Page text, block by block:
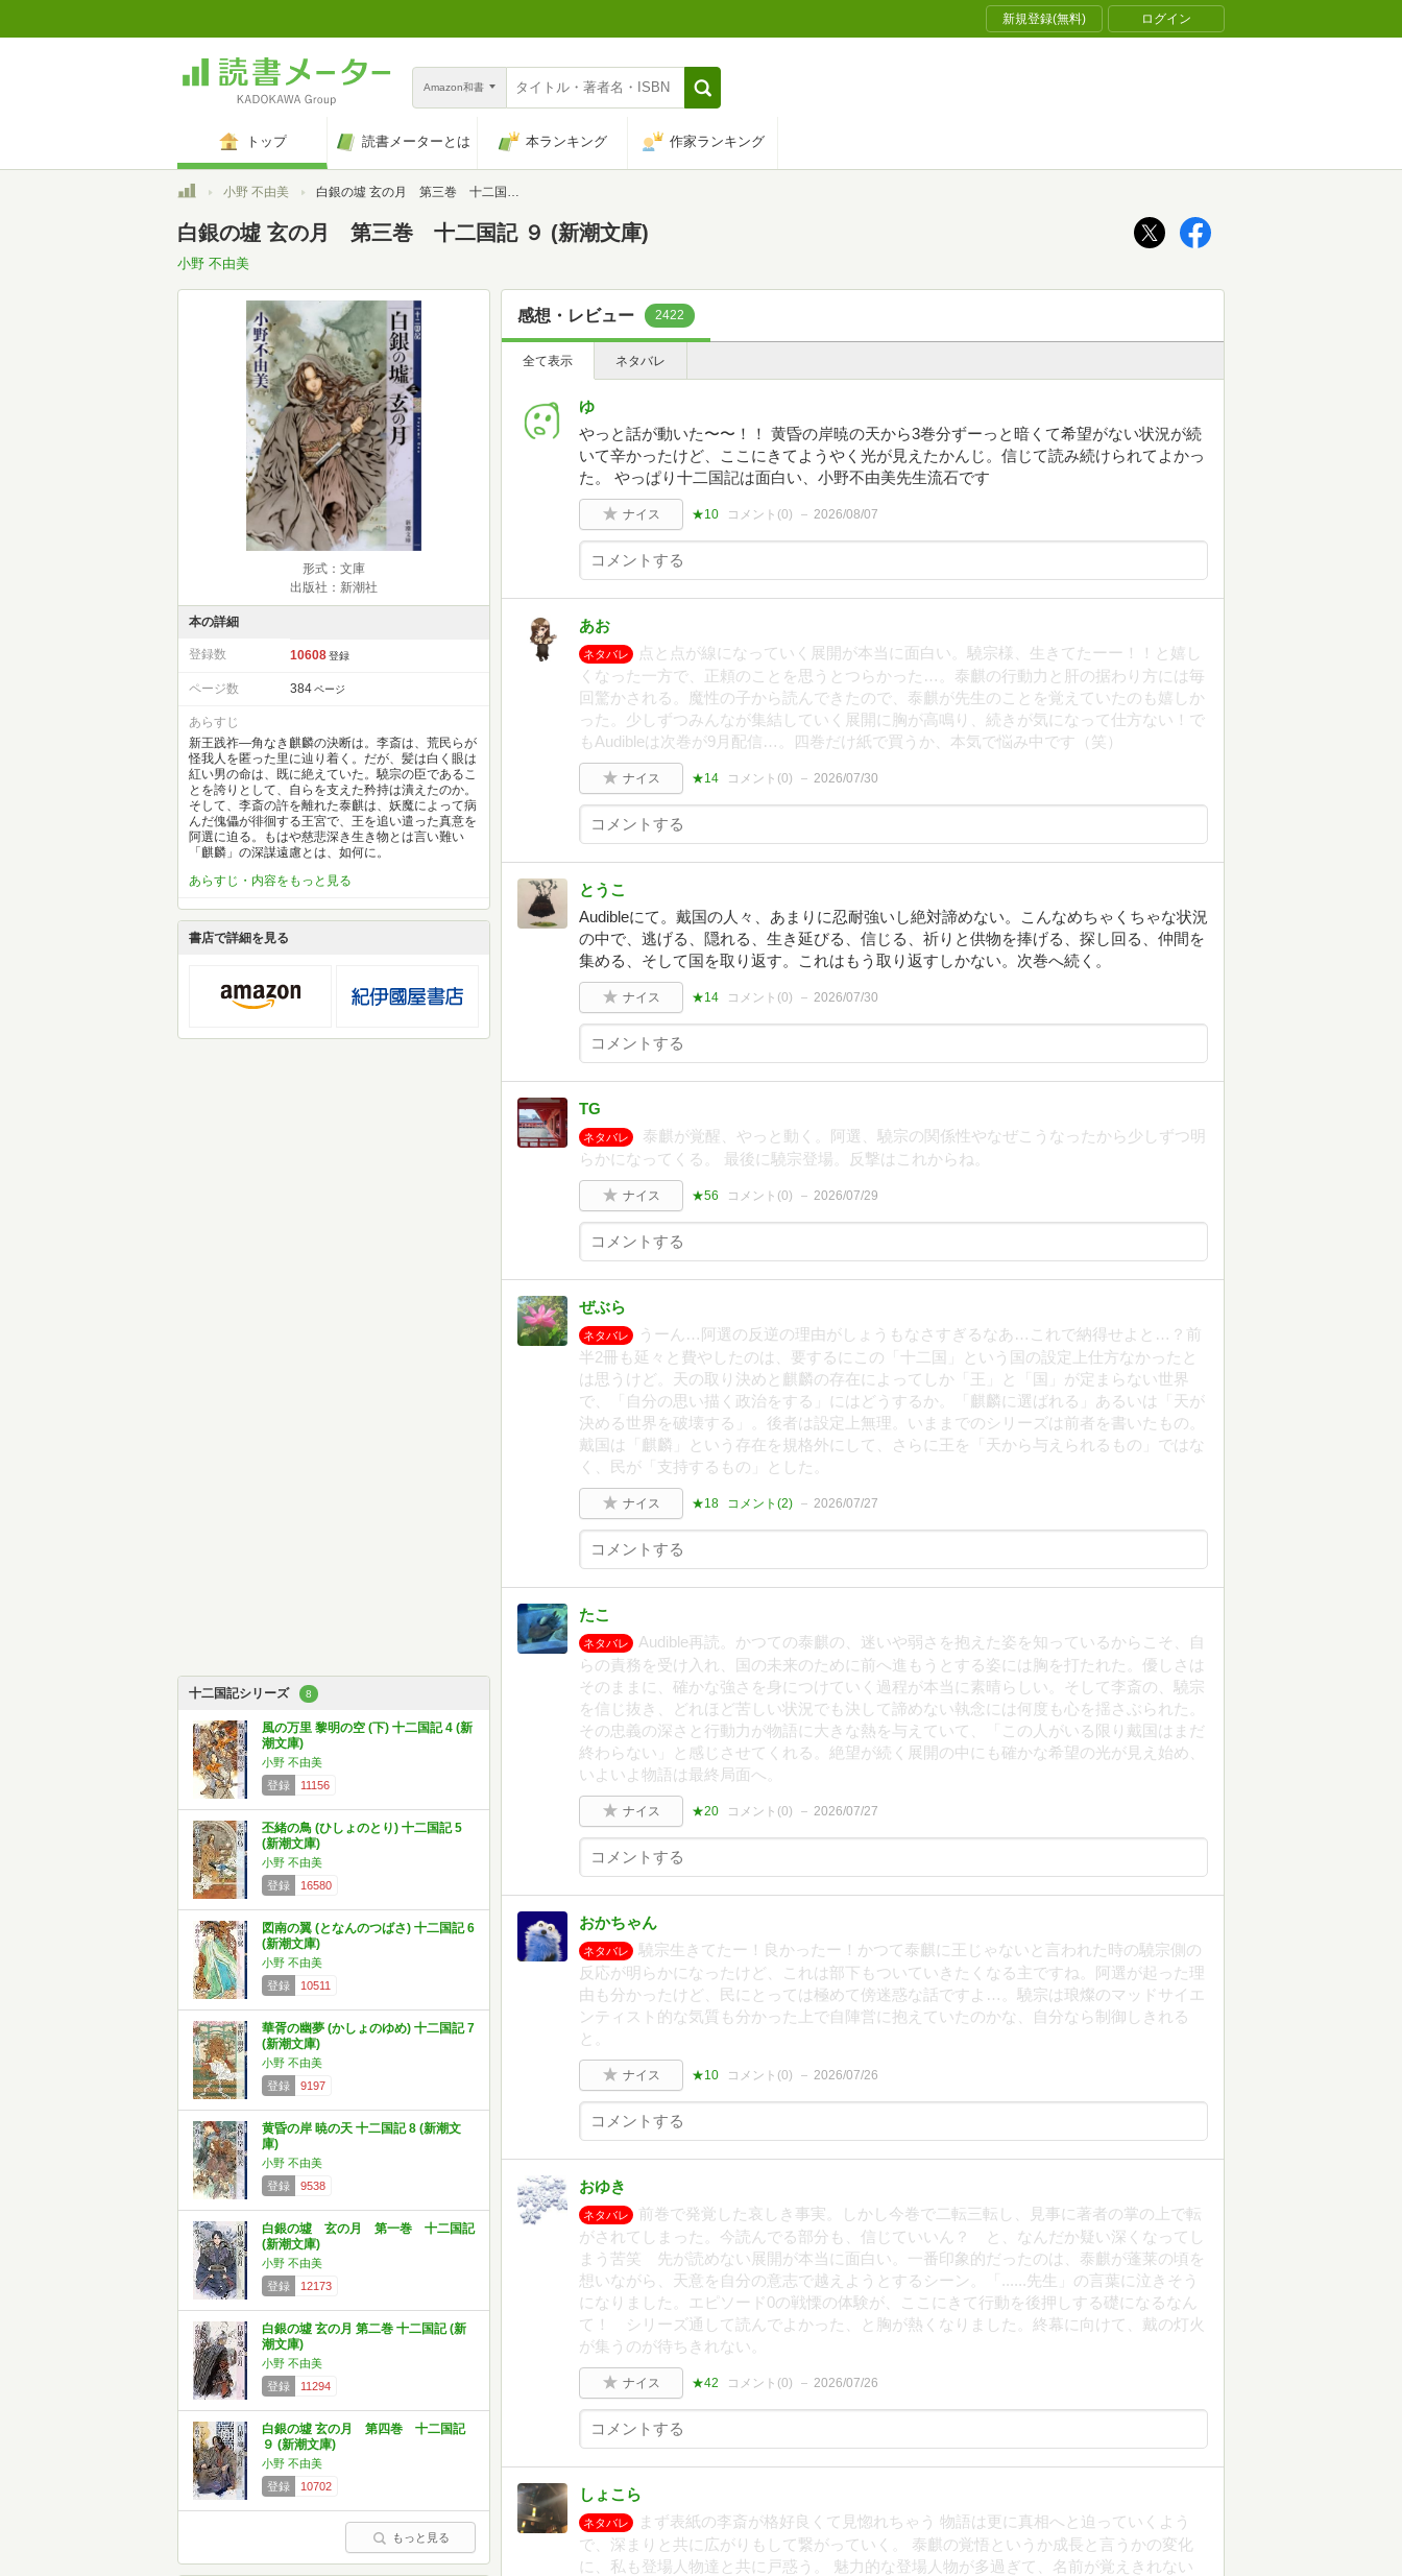
新規登録(無料) ログイン
Amazon和書
トップ 読書メーターとは 本ランキング 作家ランキング
トップ小野 不由美 白銀の墟 玄の月 第三巻 十二国記 ９ (新潮文庫)
白銀の墟 玄の月 第三巻 十二国記 ９ (新潮文庫)
小野 不由美
形式：文庫
出版社：新潮社
本の詳細
登録数 10608 登録
ページ数 384 ページ
あらすじ
新王践祚―角なき麒麟の決断は。李斎は、荒民らが
怪我人を匿った里に辿り着く。だが、髪は白く眼は
紅い男の命は、既に絶えていた。驍宗の臣であるこ
とを誇りとして、自らを支えた矜持は潰えたのか。
そして、李斎の許を離れた泰麒は、妖魔によって病
んだ傀儡が徘徊する王宮で、王を追い遣った真意を
阿選に迫る。もはや慈悲深き生き物とは言い難い
「麒麟」の深謀遠慮とは、如何に。
あらすじ・内容をもっと見る
書店で詳細を見る
十二国記シリーズ 8
風の万里 黎明の空 (下) 十二国記 4 (新
潮文庫)
小野 不由美
登録
11156
丕緒の鳥 (ひしょのとり) 十二国記 5
(新潮文庫)
小野 不由美
登録
16580
図南の翼 (となんのつばさ) 十二国記 6
(新潮文庫)
小野 不由美
登録
10511
華胥の幽夢 (かしょのゆめ) 十二国記 7
(新潮文庫)
小野 不由美
登録
9197
黄昏の岸 暁の天 十二国記 8 (新潮文
庫)
小野 不由美
登録
9538
白銀の墟 玄の月 第一巻 十二国記
(新潮文庫)
小野 不由美
登録
12173
白銀の墟 玄の月 第二巻 十二国記 (新
潮文庫)
小野 不由美
登録
11294
白銀の墟 玄の月 第四巻 十二国記
９ (新潮文庫)
小野 不由美
登録
10702
もっと見る
感想・レビュー 2422
全て表示 ネタバレ
ゆ
やっと話が動いた〜〜！！ 黄昏の岸暁の天から3巻分ずーっと暗くて希望がない状況が続
いて辛かったけど、ここにきてようやく光が見えたかんじ。信じて読み続けられてよかっ
た。 やっぱり十二国記は面白い、小野不由美先生流石です
ナイス ★10 コメント(0) 2026/08/07
あお
ネタバレ
点と点が線になっていく展開が本当に面白い。驍宗様、生きてたーー！！と嬉し
くなった一方で、正頼のことを思うとつらかった…。泰麒の行動力と肝の据わり方には毎
回驚かされる。魔性の子から読んできたので、泰麒が先生のことを覚えていたのも嬉しか
った。少しずつみんなが集結していく展開に胸が高鳴り、続きが気になって仕方ない！で
もAudibleは次巻が9月配信…。四巻だけ紙で買うか、本気で悩み中です（笑）
ナイス ★14 コメント(0) 2026/07/30
とうこ
Audibleにて。戴国の人々、あまりに忍耐強いし絶対諦めない。こんなめちゃくちゃな状況
の中で、逃げる、隠れる、生き延びる、信じる、祈りと供物を捧げる、探し回る、仲間を
集める、そして国を取り返す。これはもう取り返すしかない。次巻へ続く。
ナイス ★14 コメント(0) 2026/07/30
TG
ネタバレ
泰麒が覚醒、やっと動く。阿選、驍宗の関係性やなぜこうなったから少しずつ明
らかになってくる。 最後に驍宗登場。反撃はこれからね。
ナイス ★56 コメント(0) 2026/07/29
ぜぶら
ネタバレ
うーん…阿選の反逆の理由がしょうもなさすぎるなあ…これで納得せよと…？前
半2冊も延々と費やしたのは、要するにこの「十二国」という国の設定上仕方なかったと
は思うけど。天の取り決めと麒麟の存在によってしか「王」と「国」が定まらない世界
で、「自分の思い描く政治をする」にはどうするか。「麒麟に選ばれる」あるいは「天が
決める世界を破壊する」。後者は設定上無理。いままでのシリーズは前者を書いたもの。
戴国は「麒麟」という存在を規格外にして、さらに王を「天から与えられるもの」ではな
く、民が「支持するもの」とした。
ナイス ★18 コメント(2) 2026/07/27
たこ
ネタバレ
Audible再読。かつての泰麒の、迷いや弱さを抱えた姿を知っているからこそ、自
らの責務を受け入れ、国の未来のために前へ進もうとする姿には胸を打たれた。優しさは
そのままに、確かな強さを身につけていく過程が本当に素晴らしい。そして李斎の、驍宗
を信じ抜き、どれほど苦しい状況でも決して諦めない執念には何度も心を揺さぶられた。
その忠義の深さと行動力が物語に大きな熱を与えていて、「この人がいる限り戴国はまだ
終わらない」と感じさせてくれる。絶望が続く展開の中にも確かな希望の光が見え始め、
いよいよ物語は最終局面へ。
ナイス ★20 コメント(0) 2026/07/27
おかちゃん
ネタバレ
驍宗生きてたー！良かったー！かつて泰麒に王じゃないと言われた時の驍宗側の
反応が明らかになったけど、これは部下もついていきたくなる主ですね。阿選が起った理
由も分かったけど、民にとっては極めて傍迷惑な話ですよ…。驍宗は琅燦のマッドサイエ
ンティスト的な気質も分かった上で自陣営に抱えていたのかな、自分なら制御しきれる
と。
ナイス ★10 コメント(0) 2026/07/26
おゆき
ネタバレ
前巻で発覚した哀しき事実。しかし今巻で二転三転し、見事に著者の掌の上で転
がされてしまった。今読んでる部分も、信じていいん？ と、なんだか疑い深くなってし
まう苦笑 先が読めない展開が本当に面白い。一番印象的だったのは、泰麒が蓬莱の頃を
想いながら、天意を自分の意志で越えようとするシーン。「......先生」の言葉に泣きそう
になりました。エピソード0の戦慄の体験が、ここにきて行動を後押しする礎になるなん
て！ シリーズ通して読んでよかった、と胸が熱くなりました。終幕に向けて、戴の灯火
が集うのが待ちきれない。
ナイス ★42 コメント(0) 2026/07/26
しょこら
ネタバレ
まず表紙の李斎が格好良くて見惚れちゃう 物語は更に真相へと迫っていくよう
で、深まりと共に広がりもして繋がっていく。 泰麒の覚悟というか成長と言うかの変化
に、私も登場人物達と共に戸惑う。 魅力的な登場人物が多過ぎて、名前が覚えきれない